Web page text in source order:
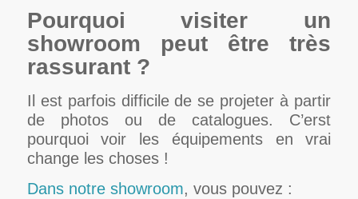
Pourquoi visiter un
showroom peut être très
rassurant ?
Il est parfois difficile de se projeter à partir
de photos ou de catalogues. C’erst
pourquoi voir les équipements en vrai
change les choses !
Dans notre showroom, vous pouvez :